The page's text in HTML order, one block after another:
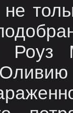
не
Роуз